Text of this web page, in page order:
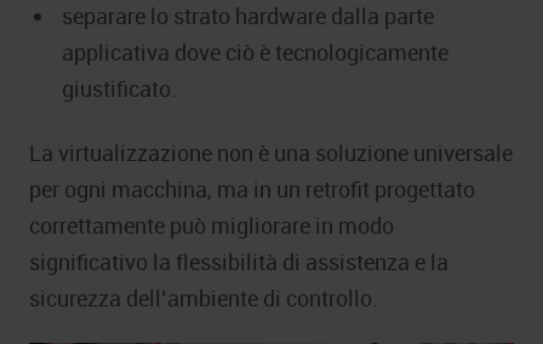
separare lo strato hardware dalla parte
applicativa dove ciò è tecnologicamente
giustificato.
La virtualizzazione non è una soluzione universale
per ogni macchina, ma in un retrofit progettato
correttamente può migliorare in modo
significativo la flessibilità di assistenza e la
sicurezza dell’ambiente di controllo.